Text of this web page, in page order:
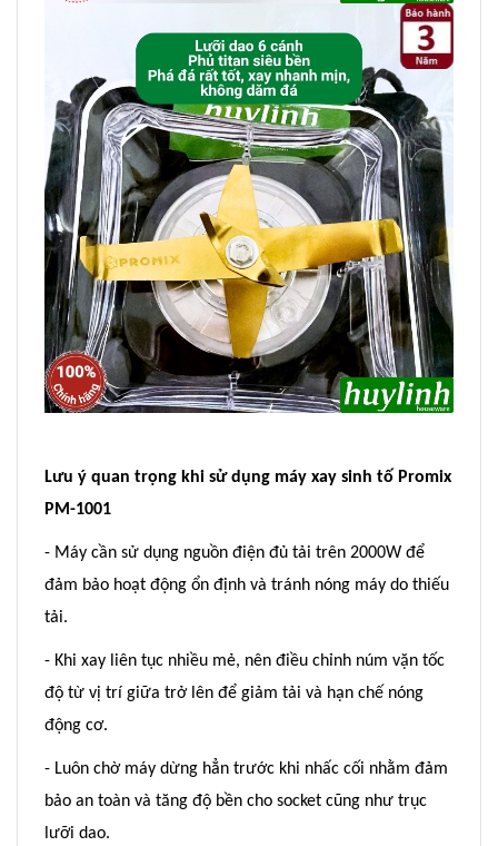
Lưu ý quan trọng khi sử dụng máy xay sinh tố Promix
PM-1001
- Máy cần sử dụng nguồn điện đủ tải trên 2000W để
đảm bảo hoạt động ổn định và tránh nóng máy do thiếu
tải.
- Khi xay liên tục nhiều mẻ, nên điều chỉnh núm vặn tốc
độ từ vị trí giữa trở lên để giảm tải và hạn chế nóng
động cơ.
- Luôn chờ máy dừng hẳn trước khi nhấc cối nhằm đảm
bảo an toàn và tăng độ bền cho socket cũng như trục
lưỡi dao.